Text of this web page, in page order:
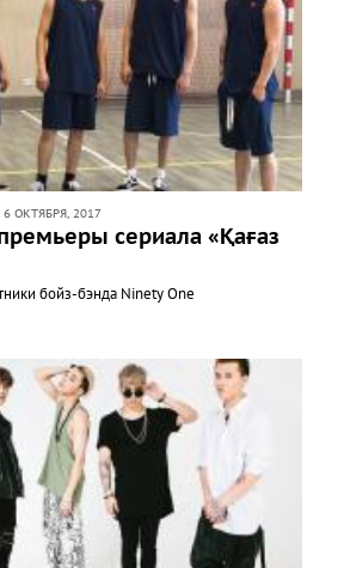
6 ОКТЯБРЯ, 2017
сериала «Қағаз
бойз-бэнда Ninety One